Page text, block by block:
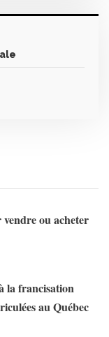
ou acheter
la francisation
au Québec